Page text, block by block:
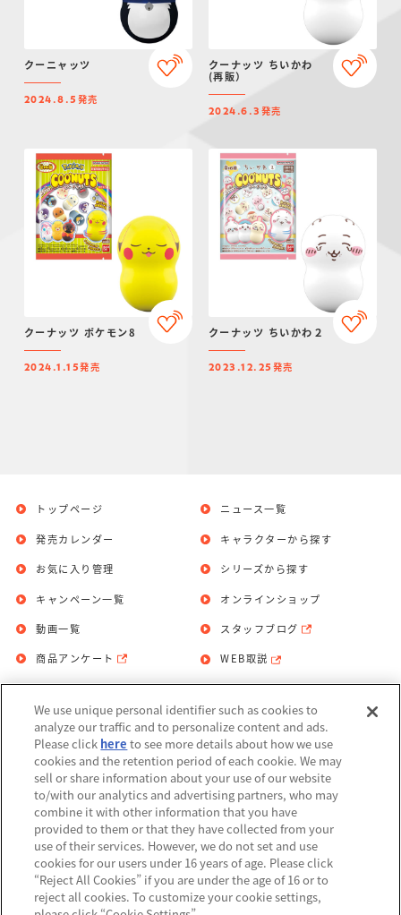
クーニャッツ
2024.8.5 発売
クーナッツ ちいかわ
(再販）
2024.6.3 発売
クーナッツ ポケモン8
2024.1.15発売
クーナッツ ちいかわ２
2023.12.25 発売
トップページ
発売カレンダー
お気に入り管理
ニュース一覧
キャラクターから探す
シリーズから探す
キャンペーン一覧
動画一覧
商品アンケート
オンラインショップ
スタッフブログ
WEB取説
お問い合わせ 個人情報保護方針
利用規約
Do Not Sell or Share My Personal
Information
アレルギー情報
We use unique personal identifier such as cookies to
analyze our traffic and to personalize content and ads.
Please click here to see more details about how we use
cookies and the retention period of each cookie. We may
sell or share information about your use of our website
to/with our analytics and advertising partners, who may
combine it with other information that you have
provided to them or that they have collected from your
use of their services. However, we do not set and use
cookies for our users under 16 years of age. Please click
“Reject All Cookies” if you are under the age of 16 or to
reject all cookies. To customize your cookie settings,